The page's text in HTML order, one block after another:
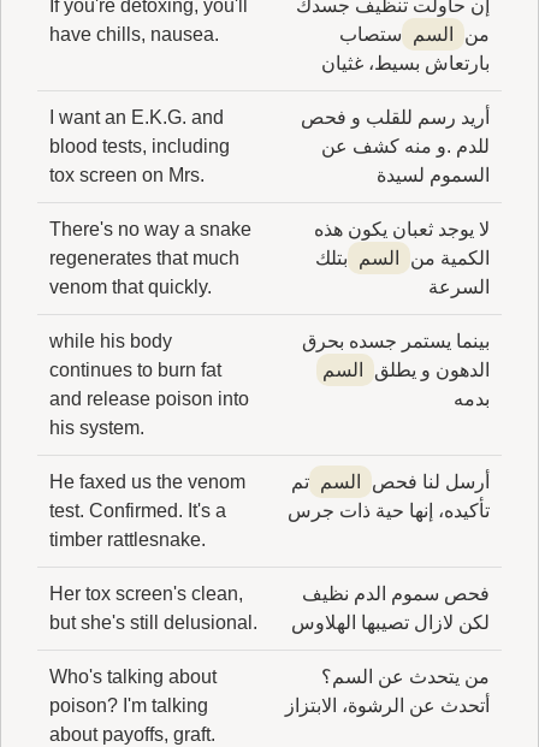
إن حاولت تنظيف جسدك
من
السم
ستصاب
بارتعاش بسيط، غثيان
If you're detoxing, you'll
have chills, nausea.
أريد رسم للقلب و فحص
للدم .و منه كشف عن
السموم لسيدة
I want an E.K.G. and
blood tests, including
tox screen on Mrs.
لا يوجد ثعبان يكون هذه
الكمية من
السم
بتلك
السرعة
There's no way a snake
regenerates that much
venom that quickly.
بينما يستمر جسده بحرق
الدهون و يطلق
السم
بدمه
while his body
continues to burn fat
and release poison into
his system.
أرسل لنا فحص السم تم
تأكيده، إنها حية ذات جرس
He faxed us the venom
test. Confirmed. It's a
timber rattlesnake.
فحص سموم الدم نظيف
لكن لازال تصيبها الهلاوس
Her tox screen's clean,
but she's still delusional.
من يتحدث عن السم؟
أتحدث عن الرشوة، الابتزاز
Who's talking about
poison? I'm talking
about payoffs, graft.